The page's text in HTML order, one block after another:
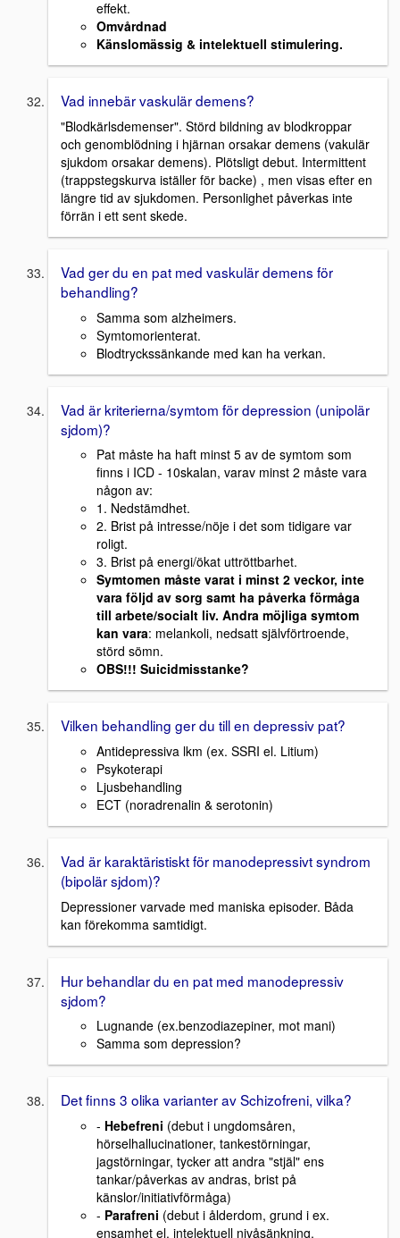
effekt.
Omvårdnad
Känslomässig & intelektuell stimulering.
Vad innebär vaskulär demens?
"Blodkärlsdemenser". Störd bildning av blodkroppar
och genomblödning i hjärnan orsakar demens (vakulär
sjukdom orsakar demens). Plötsligt debut. Intermittent
(trappstegskurva iställer för backe) , men visas efter en
längre tid av sjukdomen. Personlighet påverkas inte
förrän i ett sent skede.
Vad ger du en pat med vaskulär demens för
behandling?
Samma som alzheimers.
Symtomorienterat.
Blodtryckssänkande med kan ha verkan.
Vad är kriterierna/symtom för depression (unipolär
sjdom)?
Pat måste ha haft minst 5 av de symtom som
finns i ICD - 10skalan, varav minst 2 måste vara
någon av:
1. Nedstämdhet.
2. Brist på intresse/nöje i det som tidigare var
roligt.
3. Brist på energi/ökat uttröttbarhet.
Symtomen måste varat i minst 2 veckor, inte
vara följd av sorg samt ha påverka förmåga
till arbete/socialt liv. Andra möjliga symtom
kan vara: melankoli, nedsatt självförtroende,
störd sömn.
OBS!!! Suicidmisstanke?
Vilken behandling ger du till en depressiv pat?
Antidepressiva lkm (ex. SSRI el. Litium)
Psykoterapi
Ljusbehandling
ECT (noradrenalin & serotonin)
Vad är karaktäristiskt för manodepressivt syndrom
(bipolär sjdom)?
Depressioner varvade med maniska episoder. Båda
kan förekomma samtidigt.
Hur behandlar du en pat med manodepressiv
sjdom?
Lugnande (ex.benzodiazepiner, mot mani)
Samma som depression?
Det finns 3 olika varianter av Schizofreni, vilka?
- Hebefreni (debut i ungdomsåren,
hörselhallucinationer, tankestörningar,
jagstörningar, tycker att andra "stjäl" ens
tankar/påverkas av andras, brist på
känslor/initiativförmåga)
- Parafreni (debut i ålderdom, grund i ex.
ensamhet el. intelektuell nivåsänkning,